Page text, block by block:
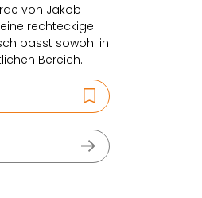
von Jakob
rechteckige
passt sowohl in
Bereich.